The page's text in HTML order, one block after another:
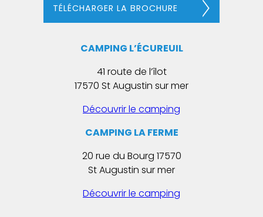
TÉLÉCHARGER LA BROCHURE
CAMPING L’ÉCUREUIL
41 route de l’îlot
17570 St Augustin sur mer
Découvrir le camping
CAMPING LA FERME
20 rue du Bourg 17570
St Augustin sur mer
Découvrir le camping